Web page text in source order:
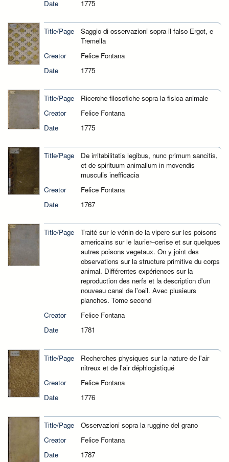
Date
1775
Title/Page
Saggio di osservazioni sopra il falso Ergot, e
Tremella
Creator
Felice Fontana
Date
1775
Title/Page
Ricerche filosofiche sopra la fisica animale
Creator
Felice Fontana
Date
1775
Title/Page
De irritabilitatis legibus, nunc primum sancitis,
et de spirituum animalium in movendis
musculis inefficacia
Creator
Felice Fontana
Date
1767
Title/Page
Traité sur le vénin de la vipere sur les poisons
americains sur le laurier–cerise et sur quelques
autres poisons vegetaux. On y joint des
observations sur la structure primitive du corps
animal. Différentes expériences sur la
reproduction des nerfs et la description d'un
nouveau canal de l'oeil. Avec plusieurs
planches. Tome second
Creator
Felice Fontana
Date
1781
Title/Page
Recherches physiques sur la nature de l'air
nitreux et de l'air déphlogistiqué
Creator
Felice Fontana
Date
1776
Title/Page
Osservazioni sopra la ruggine del grano
Creator
Felice Fontana
Date
1787